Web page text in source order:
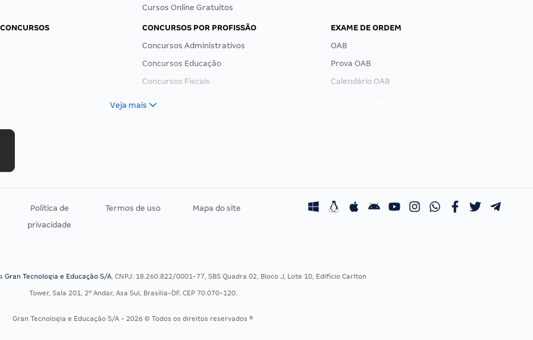
Cursos Online Gratuitos
CONCURSOS POR PROFISSÃO
Concursos Administrativos
Concursos Educação
Concursos Fiscais
Residência Multiprofissional
EXAME DE ORDEM
OAB
Prova OAB
Calendário OAB
Veja mais
Política de
privacidade
Termos de uso Mapa do site
Gran Tecnologia e Educação S/A, CNPJ: 18.260.822/0001-77, SBS Quadra 02, Bloco J, Lote 10, Edifício Carlton
Tower, Sala 201, 2º Andar, Asa Sul, Brasília-DF, CEP 70.070-120.
Gran Tecnologia e Educação S/A - 2026 © Todos os direitos reservados ®